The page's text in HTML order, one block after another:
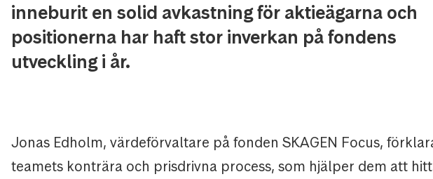
inneburit en solid avkastning för aktieägarna och
positionerna har haft stor inverkan på fondens
utveckling i år.
Jonas Edholm, värdeförvaltare på fonden SKAGEN Focus,
teamets konträra och prisdrivna process, som hjälper dem att